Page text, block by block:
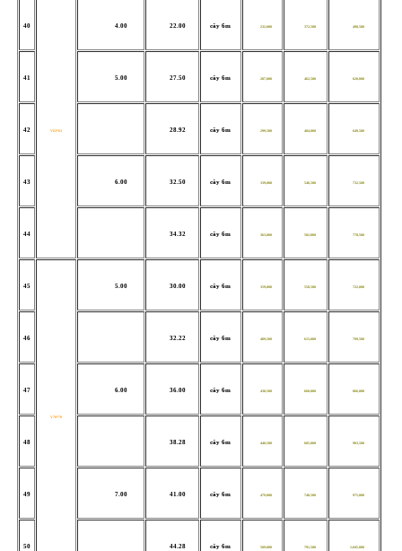
40
V63*63
4.00 22.00 cây 6m 232,000 372,500 498,500
41 5.00 27.50 cây 6m 287,000 462,500 620,000
42 28.92 cây 6m 299,500 484,000 649,500
43 6.00 32.50 cây 6m 339,000 546,500 732,500
44 34.32 cây 6m 363,000 582,000 778,500
45
V70*70
5.00 30.00 cây 6m 359,000 550,500 722,000
46 32.22 cây 6m 409,500 615,000 799,500
47 6.00 36.00 cây 6m 430,500 660,000 866,000
48 38.28 cây 6m 440,500 685,000 903,500
49 7.00 41.00 cây 6m 479,000 740,500 975,000
50 44.28 cây 6m 509,000 791,500 1,045,000